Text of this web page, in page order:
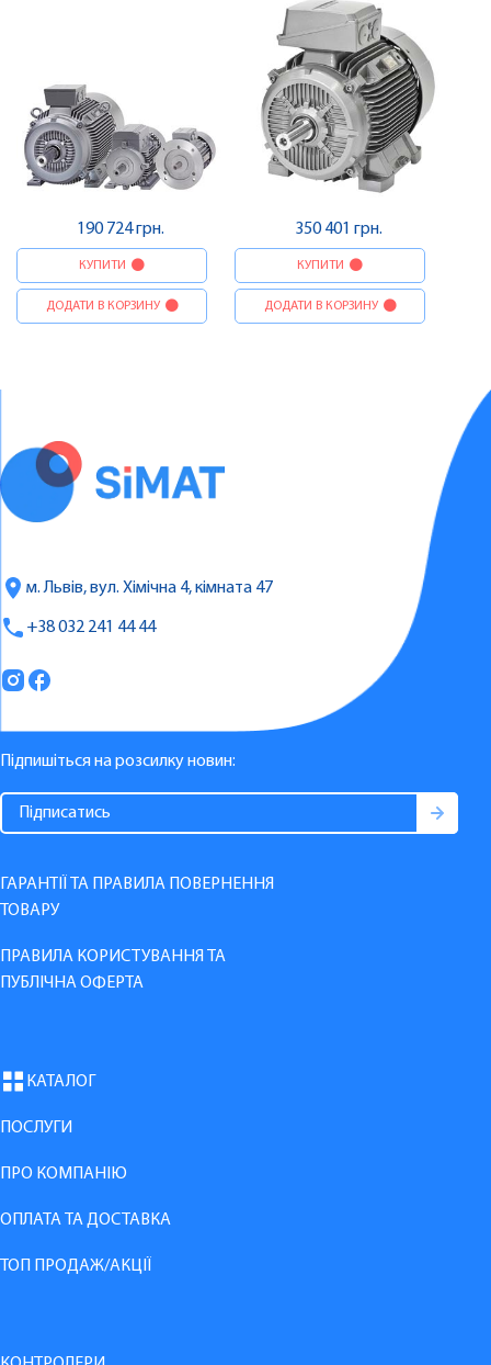
190 724 грн.
КУПИТИ
ДОДАТИ В КОРЗИНУ
350 401 грн.
КУПИТИ
ДОДАТИ В КОРЗИНУ
м. Львів, вул. Хімічна 4, кімната 47
+38 032 241 44 44
Підпишіться на розсилку новин:
ГАРАНТІЇ ТА ПРАВИЛА ПОВЕРНЕННЯ
ТОВАРУ
ПРАВИЛА КОРИСТУВАННЯ ТА
ПУБЛІЧНА ОФЕРТА
КАТАЛОГ
ПОСЛУГИ
ПРО КОМПАНІЮ
ОПЛАТА ТА ДОСТАВКА
ТОП ПРОДАЖ/АКЦІЇ